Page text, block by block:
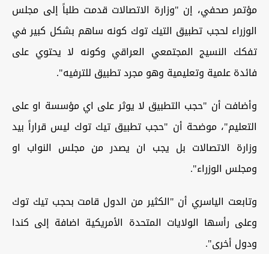
مؤتمر صحفي، إن "وزارة الاتصالات قدمت طلباً إلى مجلس
الوزراء لحجب تطبيق التيك توك كونه ساهم بشكل كبير في
تفكك النسيج المجتمعي العراقي وكونه لا يحتوي على
فائدة علمية وتعليمية وهو مجرد تطبيق للترفيه".
وأضافت أن "حجب التطبيق لا يوثر على اي مؤسسة او على
التعليم"، موضحة أن "حجب تطبيق تيك توك ليس قراراً بيد
وزارة الاتصالات بل يجب ان يصدر من مجلس النواب او
ومجلس الوزراء".
وتابعت الياسري أن "الكثير من الدول قامت بحجب تيك توك
وعلى رأسها الولايات المتحدة الأمريكية اضافة إلى كندا
ودول أخرى".